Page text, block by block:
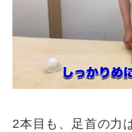
2本目も、足首の力